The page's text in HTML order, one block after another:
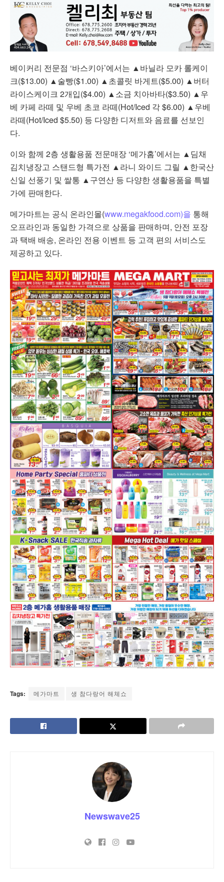
베이커리 전문점 ‘바스키아’에서는 ▲바닐라 모카 롤케이
크($13.00) ▲술빵($1.00) ▲초콜릿 바게트($5.00) ▲버터
라이스케이크 2개입($4.00) ▲소금 치아바타($3.50) ▲우
베 카페 라떼 및 우베 초코 라떼(Hot/Iced 각 $6.00) ▲우베
라떼(Hot/Iced $5.50) 등 다양한 디저트와 음료를 선보인
다.
이와 함께 2층 생활용품 전문매장 ‘메가홈’에서는 ▲딤채
김치냉장고 스탠드형 특가전 ▲라니 와이드 그릴 ▲한국산
신일 선풍기 및 쌀통 ▲구연산 등 다양한 생활용품을 특별
가에 판매한다.
메가마트는 공식 온라인몰(www.megakfood.com)을 통해
오프라인과 동일한 가격으로 상품을 판매하며, 안전 포장
과 택배 배송, 온라인 전용 이벤트 등 고객 편의 서비스도
제공하고 있다.
Tags: 메가마트 생 참다랑어 해체쇼
Newswave25